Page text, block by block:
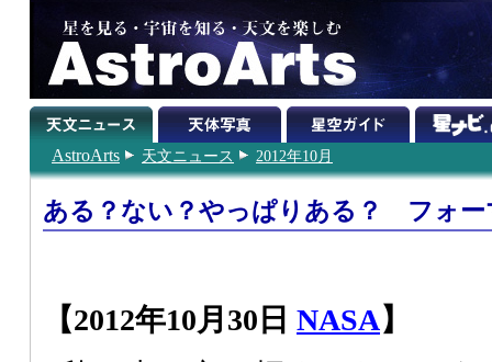
AstroArts 天文ニュース 2012年10月
ある？ない？やっぱりある？ フォー
【2012年10月30日 NASA】